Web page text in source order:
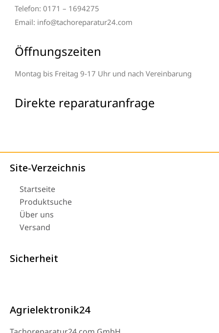
Telefon: 0171 – 1694275
Email: info@tachoreparatur24.com
Öffnungszeiten
Montag bis Freitag 9-17 Uhr und nach Vereinbarung
Direkte reparaturanfrage
Site-Verzeichnis
Startseite
Produktsuche
Über uns
Versand
Sicherheit
Agrielektronik24